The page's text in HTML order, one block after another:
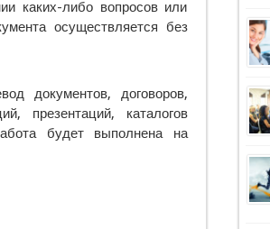
каких-либо вопросов или
осуществляется без
документов, договоров,
презентаций, каталогов
будет выполнена на